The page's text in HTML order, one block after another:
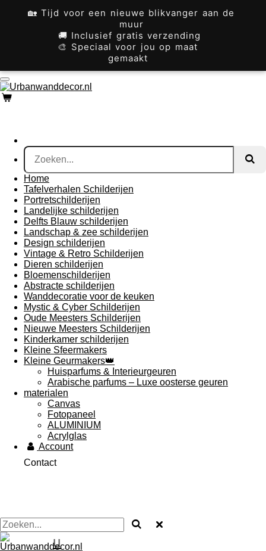
🏡 Tijd voor een nieuwe blikvanger aan de
muur
🚚 Inclusief gratis verzending
🎨 Speciaal voor jou op maat
gemaakt
hoofdinhoud
Home
Tafelverhalen Schilderijen
Portretschilderijen
Landelijke schilderijen
Delfts Blauw schilderijen
Landschap & zee schilderijen
Design schilderijen
Vintage & Retro Schilderijen
Dieren schilderijen
Bloemenschilderijen
Abstracte schilderijen
Wanddecoratie voor de keuken
Mystic & Cyber Schilderijen
Oude Meesters Schilderijen
Nieuwe Meesters Schilderijen
Kinderkamer schilderijen
Kleine Sfeermakers
Kleine Geurmakers👑
Huisparfums & Interieurgeuren
Arabische parfums – Luxe oosterse geuren
materialen
Canvas
Fotopaneel
ALUMINIUM
Acrylglas
Account
Contact
u